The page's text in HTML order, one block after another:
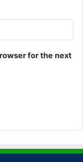
for the next